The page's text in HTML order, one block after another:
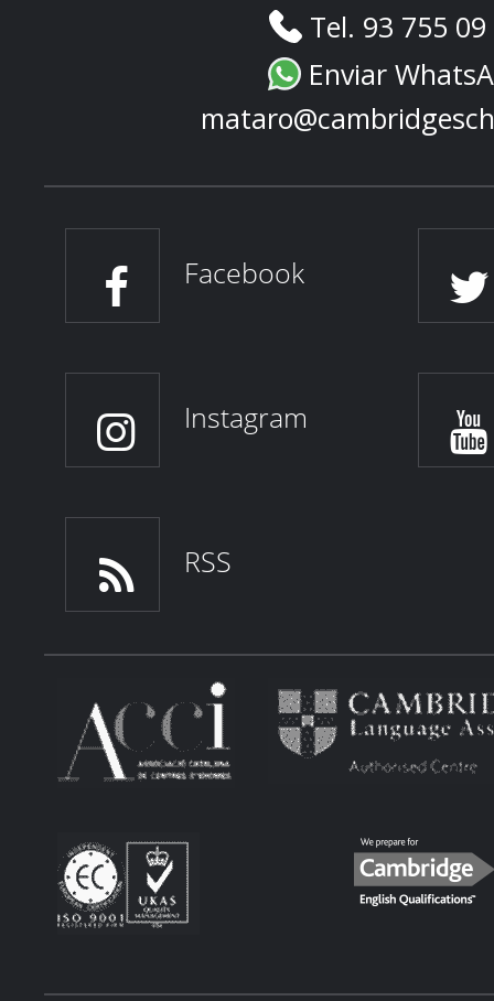
Tel. 93 755
Enviar
Facebook
Instagram
RSS